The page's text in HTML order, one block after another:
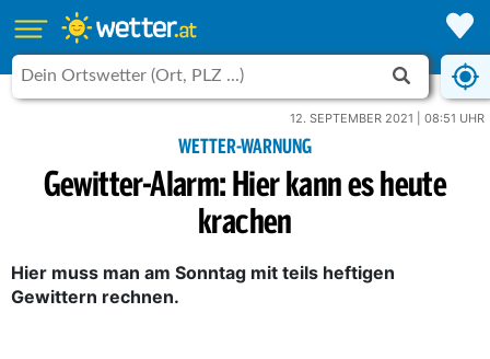
12. SEPTEMBER 2021 | 08:51 UHR
WETTER-WARNUNG
Gewitter-Alarm: Hier kann es heute
krachen
Hier muss man am Sonntag mit teils heftigen
Gewittern rechnen.